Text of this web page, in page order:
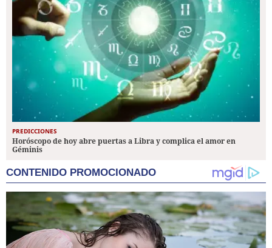
PREDICCIONES
Horóscopo de hoy abre puertas a Libra y complica el amor en
Géminis
CONTENIDO PROMOCIONADO